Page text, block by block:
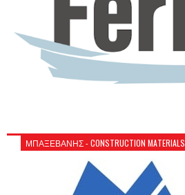
ΜΠΑΞΕΒΑΝΗΣ - CONSTRUCTION MATERIALS